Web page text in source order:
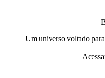
Um universo voltado